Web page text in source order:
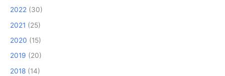
2022 (30)
2021 (25)
2020 (15)
2019 (20)
2018 (14)